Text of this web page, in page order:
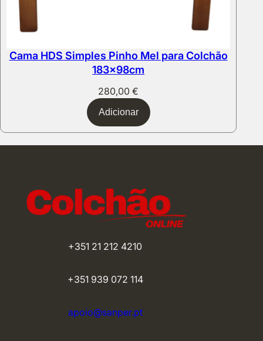
Cama HDS Simples Pinho Mel para Colchão
183x98cm
280,00€
Adicionar
+351 21 212 4210
+351 939 072 114
apoio@sanper.pt